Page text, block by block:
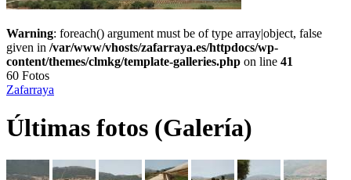
Warning: foreach() argument must be of type array|object, false
given in /var/www/vhosts/zafarraya.es/httpdocs/wp-
content/themes/clmkg/template-galleries.php on line 41
60 Fotos
Zafarraya
Últimas fotos (Galería)